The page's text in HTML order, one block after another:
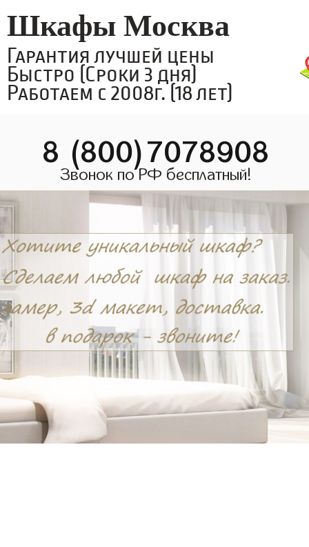
Шкафы Москва
Гарантия лучшей цены
Быстро (Сроки 3 дня)
Работаем с 2008г. (18 лет)
8 (800)7078908
Звонок по РФ бесплатный!